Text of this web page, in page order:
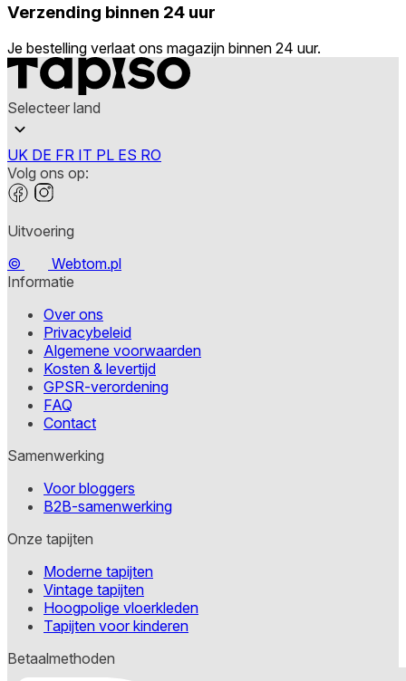
Verzending binnen 24 uur
Je bestelling verlaat ons magazijn binnen 24 uur.
Selecteer land
UK DE FR IT PL ES RO
Volg ons op:
Uitvoering
©
Webtom.pl
Informatie
Over ons
Privacybeleid
Algemene voorwaarden
Kosten & levertijd
GPSR-verordening
FAQ
Contact
Samenwerking
Voor bloggers
B2B-samenwerking
Onze tapijten
Moderne tapijten
Vintage tapijten
Hoogpolige vloerkleden
Tapijten voor kinderen
Betaalmethoden